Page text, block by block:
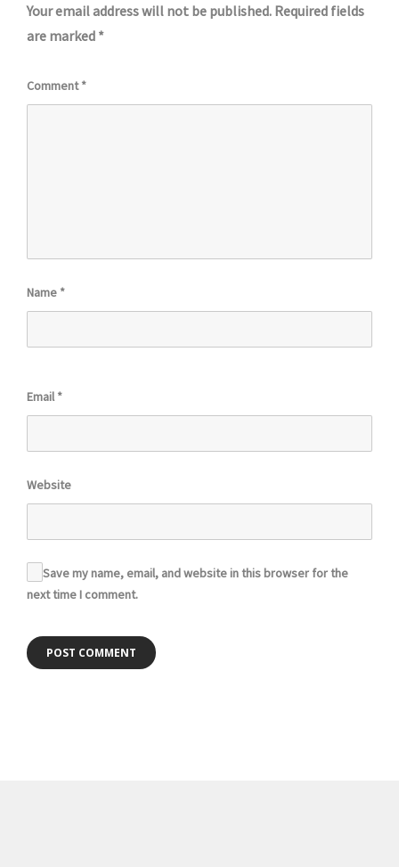
Your email address will not be published. Required fields
are marked *
Comment*
Name *
Email*
Website
Save my name, email, and website in this browser for the
next time I comment.